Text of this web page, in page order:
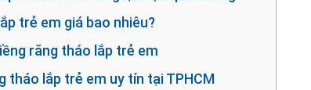
trẻ em giá bao nhiêu?
răng tháo lắp trẻ em
tháo lắp trẻ em uy tín tại TPHCM